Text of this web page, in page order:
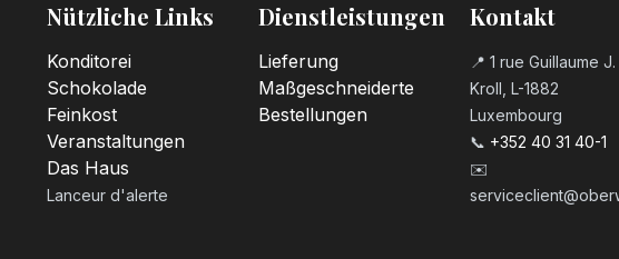
Nützliche Links
Konditorei
Schokolade
Feinkost
Veranstaltungen
Das Haus
Lanceur d'alerte
Dienstleistungen
Lieferung
Maßgeschneiderte
Bestellungen
Kontakt
📍 1 rue Guillaume J.
Kroll, L-1882
Luxembourg
📞 +352 40 31 40-1
✉️